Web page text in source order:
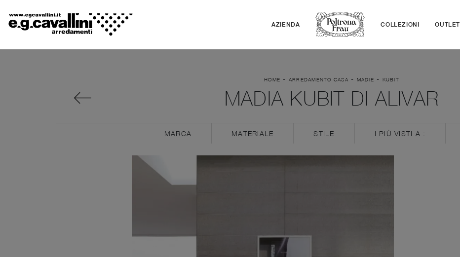
AZIENDA COLLEZIONI OUTLET
HOME - ARREDAMENTO CASA - MADIE - KUBIT
MADIA KUBIT DI ALIVAR
MARCA MATERIALE STILE I PIÙ VISTI A :